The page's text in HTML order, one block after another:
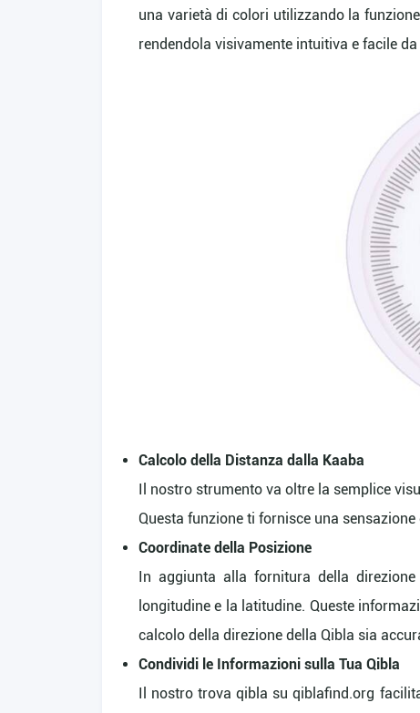
una varietà di colori utilizzando la
rendendola visivamente intuitiva e facile da
Calcolo della Distanza dalla Kaaba
Il nostro strumento va oltre la semplice
Questa funzione ti fornisce una
Coordinate della Posizione
In aggiunta alla fornitura della
longitudine e la latitudine. Queste
calcolo della direzione della Qibla sia
Condividi le Informazioni sulla Tua Qibla
Il nostro trova qibla su qiblafind.org